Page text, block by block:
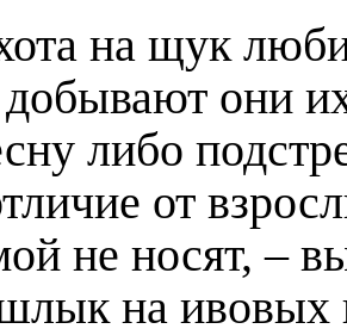
на щук
они
либо
от
не носят, –
на ивовых